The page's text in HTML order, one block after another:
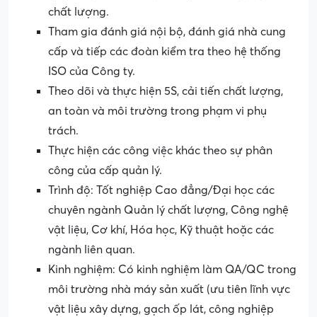
chất lượng.
Tham gia đánh giá nội bộ, đánh giá nhà cung
cấp và tiếp các đoàn kiểm tra theo hệ thống
ISO của Công ty.
Theo dõi và thực hiện 5S, cải tiến chất lượng,
an toàn và môi trường trong phạm vi phụ
trách.
Thực hiện các công việc khác theo sự phân
công của cấp quản lý.
Trình độ: Tốt nghiệp Cao đẳng/Đại học các
chuyên ngành Quản lý chất lượng, Công nghệ
vật liệu, Cơ khí, Hóa học, Kỹ thuật hoặc các
ngành liên quan.
Kinh nghiệm: Có kinh nghiệm làm QA/QC trong
môi trường nhà máy sản xuất (ưu tiên lĩnh vực
vật liệu xây dựng, gạch ốp lát, công nghiệp